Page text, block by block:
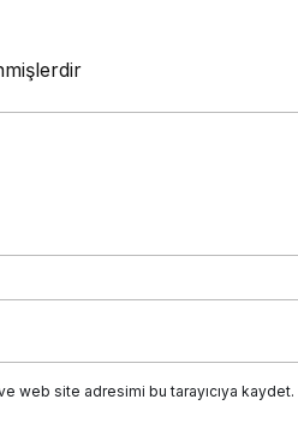
web site adresimi bu tarayıcıya kaydet.